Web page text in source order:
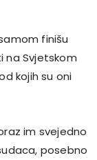
finišu
na Svjetskom
kojih su oni
im svejedno
posebno